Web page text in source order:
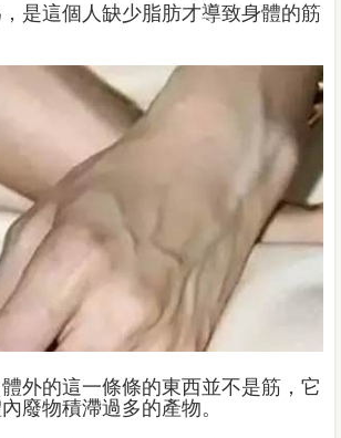
是這個人缺少脂肪才導致身體的筋
外的這一條條的東西並不是筋，它
廢物積滯過多的產物。